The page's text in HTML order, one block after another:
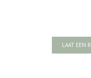
LAAT EEN